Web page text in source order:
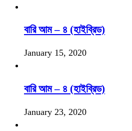
বারি আম – ৪ (হাইব্রিড)
January 15, 2020
বারি আম – ৪ (হাইব্রিড)
January 23, 2020